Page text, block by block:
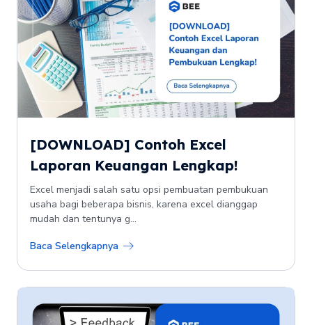
[DOWNLOAD] Contoh Excel
Laporan Keuangan Lengkap!
Excel menjadi salah satu opsi pembuatan pembukuan
usaha bagi beberapa bisnis, karena excel dianggap
mudah dan tentunya g...
Baca Selengkapnya